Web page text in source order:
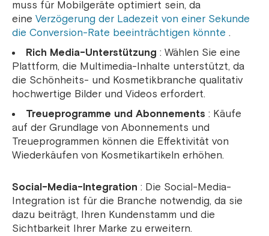
muss für Mobilgeräte optimiert sein, da
eine Verzögerung der Ladezeit von einer Sekunde
die Conversion-Rate beeinträchtigen könnte .
Rich Media-Unterstützung : Wählen Sie eine
Plattform, die Multimedia-Inhalte unterstützt, da
die Schönheits- und Kosmetikbranche qualitativ
hochwertige Bilder und Videos erfordert.
Treueprogramme und Abonnements : Käufe
auf der Grundlage von Abonnements und
Treueprogrammen können die Effektivität von
Wiederkäufen von Kosmetikartikeln erhöhen.
Social-Media-Integration : Die Social-Media-
Integration ist für die Branche notwendig, da sie
dazu beiträgt, Ihren Kundenstamm und die
Sichtbarkeit Ihrer Marke zu erweitern.